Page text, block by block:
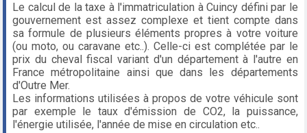
Le calcul de la taxe à l'immatriculation à Cuincy défini par le
gouvernement est assez complexe et tient compte dans
sa formule de plusieurs éléments propres à votre voiture
(ou moto, ou caravane etc..). Celle-ci est complétée par le
prix du cheval fiscal variant d'un département à l'autre en
France métropolitaine ainsi que dans les départements
d'Outre Mer.
Les informations utilisées à propos de votre véhicule sont
par exemple le taux d'émission de CO2, la puissance,
l'énergie utilisée, l'année de mise en circulation etc..